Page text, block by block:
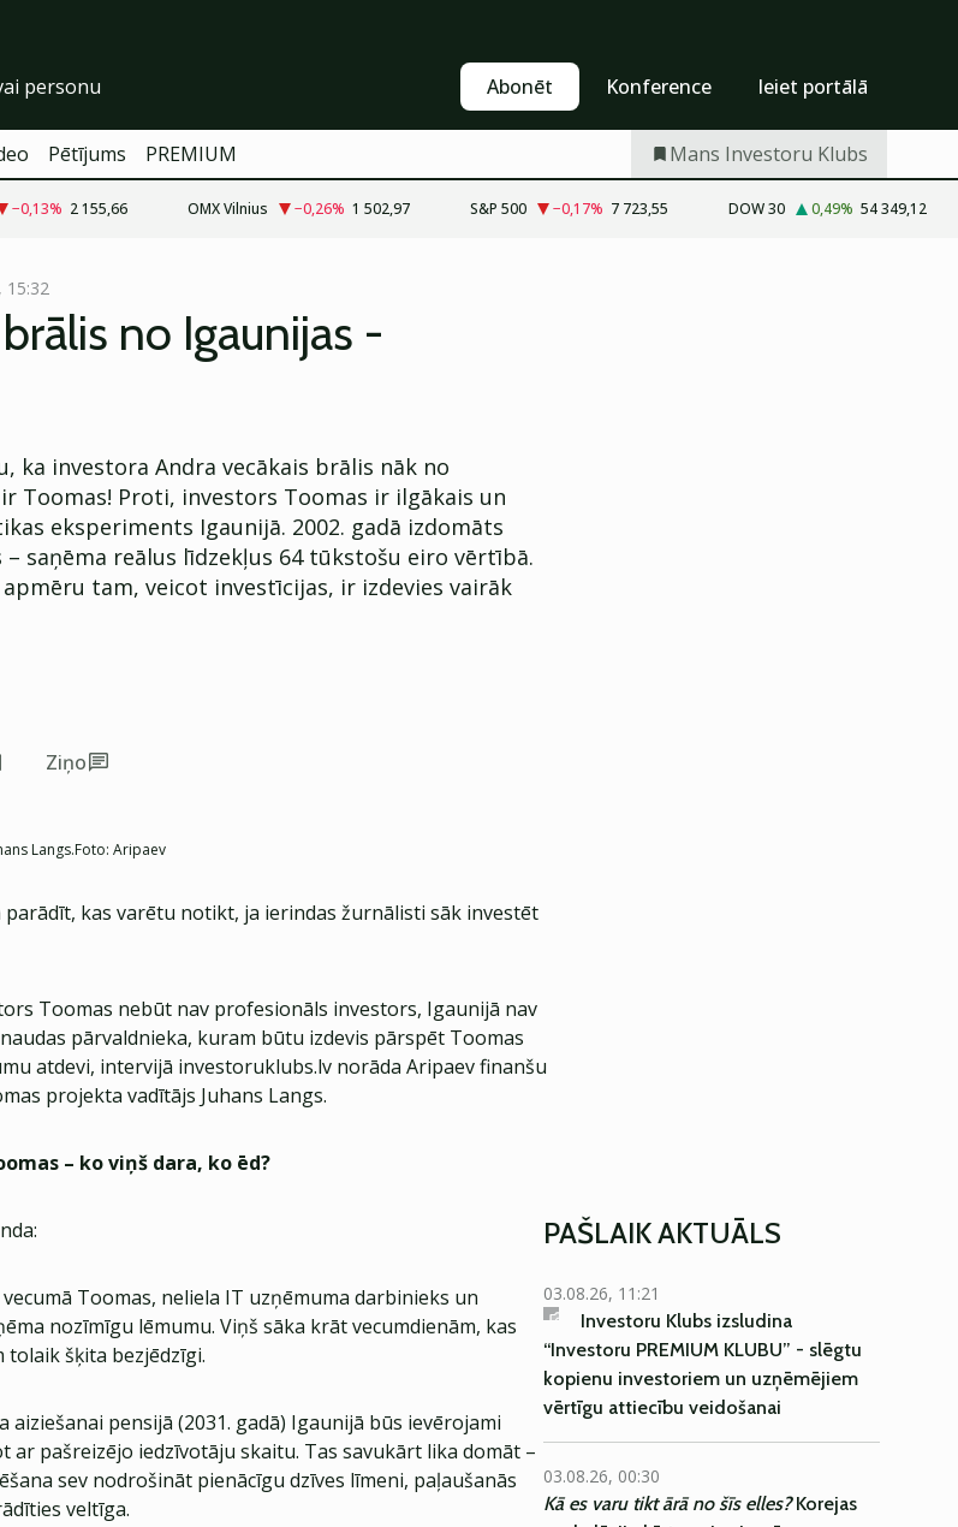
Abonēt Konference Ieiet portālā
Pētījums PREMIUM Mans Investoru Klubs
−0,13% 2 155,66 OMX Vilnius −0,26% 1 502,97 S&P 500 −0,17% 7 723,55 DOW 30 0,49% 54 349,12
15:32
no Igaunijas -
ka investora Andra vecākais brālis nāk no
Toomas! Proti, investors Toomas ir ilgākais un
eksperiments Igaunijā. 2002. gadā izdomāts
saņēma reālus līdzekļus 64 tūkstošu eiro vērtībā.
tam, veicot investīcijas, ir izdevies vairāk
Ziņo
Langs.Foto: Aripaev
kas varētu notikt, ja ierindas žurnālisti sāk investēt
Toomas nebūt nav profesionāls investors, Igaunijā nav
pārvaldnieka, kuram būtu izdevis pārspēt Toomas
atdevi, intervijā investoruklubs.lv norāda Aripaev finanšu
projekta vadītājs Juhans Langs.
– ko viņš dara, ko ēd?
Toomas, neliela IT uzņēmuma darbinieks un
nozīmīgu lēmumu. Viņš sāka krāt vecumdienām, kas
tolaik šķita bezjēdzīgi.
aiziešanai pensijā (2031. gadā) Igaunijā būs ievērojami
ar pašreizējo iedzīvotāju skaitu. Tas savukārt lika domāt –
sev nodrošināt pienācīgu dzīves līmeni, paļaušanās
veltīga.
PAŠLAIK AKTUĀLS
03.08.26, 11:21
Investoru Klubs izsludina
“Investoru PREMIUM KLUBU” - slēgtu
kopienu investoriem un uzņēmējiem
vērtīgu attiecību veidošanai
03.08.26, 00:30
Kā es varu tikt ārā no šīs elles?Korejas